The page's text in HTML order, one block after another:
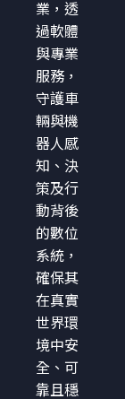
業，透
過軟體
與專業
服務，
守護車
輛與機
器人感
知、決
策及行
動背後
的數位
系統，
確保其
在真實
世界環
境中安
全、可
靠且穩